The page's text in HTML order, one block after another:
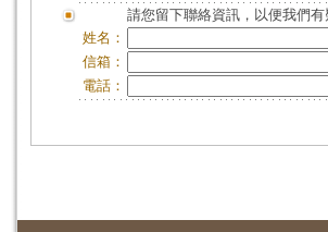
請您留下聯絡資訊，以便我們
姓名：
信箱：
電話：